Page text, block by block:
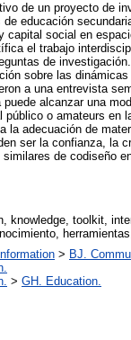
de un proyecto de
educación
capital social en
el trabajo
de
sobre las
a una entrevista
alcanzar una
o amateurs en
la adecuación de
ser la confianza, la
de codiseño
knowledge, toolkit,
> BJ.
> GH. Education.